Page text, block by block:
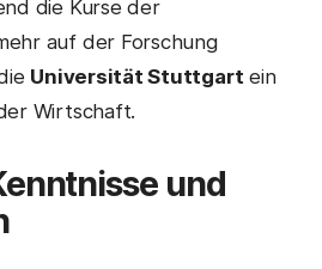
die Kurse der
auf der Forschung
Universität Stuttgart ein
Wirtschaft.
und